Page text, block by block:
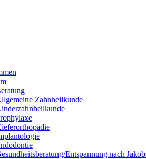
Zahnheilkunde
Entspannung nach